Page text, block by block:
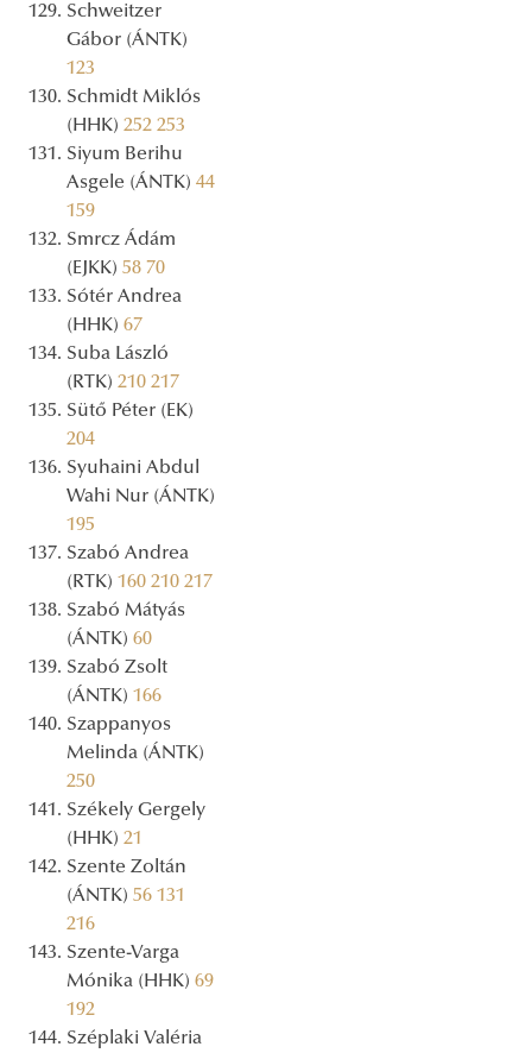
Schweitzer
Gábor (ÁNTK)
123
Schmidt Miklós
(HHK) 252 253
Siyum Berihu
Asgele (ÁNTK) 44
159
Smrcz Ádám
(EJKK) 58 70
Sótér Andrea
(HHK) 67
Suba László
(RTK) 210 217
Sütő Péter (EK)
204
Syuhaini Abdul
Wahi Nur (ÁNTK)
195
Szabó Andrea
(RTK) 160 210 217
Szabó Mátyás
(ÁNTK) 60
Szabó Zsolt
(ÁNTK) 166
Szappanyos
Melinda (ÁNTK)
250
Székely Gergely
(HHK) 21
Szente Zoltán
(ÁNTK) 56 131
216
Szente-Varga
Mónika (HHK) 69
192
Széplaki Valéria